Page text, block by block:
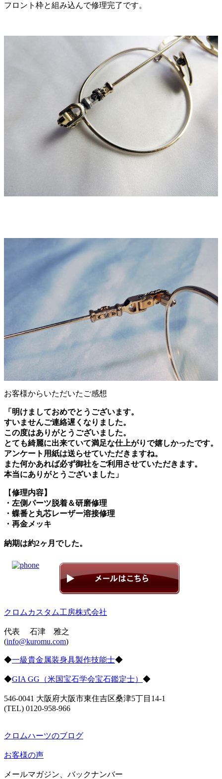
フロント枠と組み込んで修理完了です。
お客様からいただいたご感想
「明けましておめでとうございます。
すいませんご連絡遅くなりました。
この度はありがとうございました。
とても綺麗に出来ていて満足な仕上がりで嬉しかったです。
アンケート用紙は送らせていただきますね。
また何かあれば必ず御社をご利用させていただきます。
本当にありがとうございました」
【修理内容】
・左側パーツ脱着＆研磨修理
・蝶番と丸芯レーザー溶接修理
・再金メッキ
納期は約2ヶ月でした。
クロムカスタム工房株式会社
代表 石津 雅之
(info@kuromu.com)
◆一級貴金属装身具製作技能士◆
◆GIA GG（米国宝石学会宝石鑑定士） ◆
546-0041 大阪府大阪市東住吉区桑津5丁目14-1
(TEL) 0120-958-966
クロムハーツのブログ
お客様の声
メールマガジン、バックナンバー